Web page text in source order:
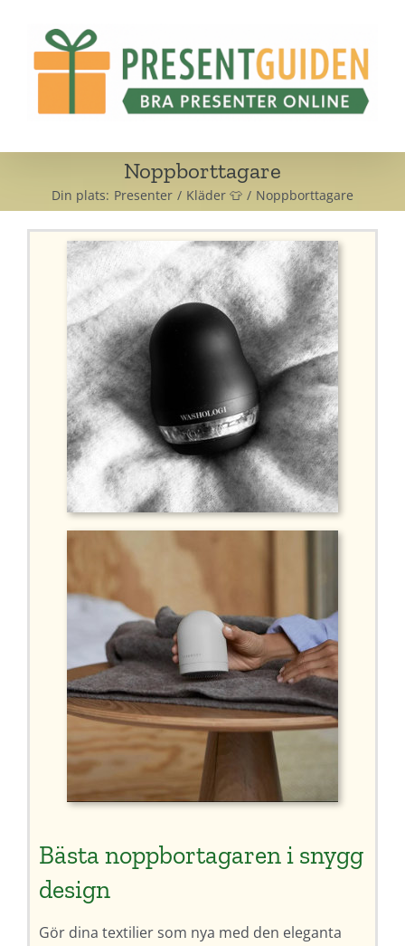
Noppborttagare
Din plats: Presenter Kläder 👕 Noppborttagare
Bästa noppbortagaren i snygg
design
Gör dina textilier som nya med den eleganta